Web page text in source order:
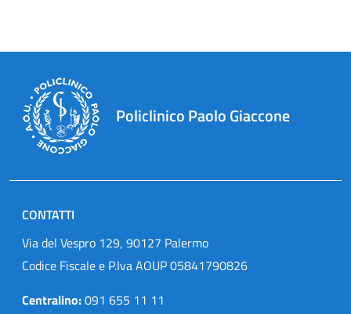
Policlinico Paolo Giaccone
CONTATTI
Via del Vespro 129, 90127 Palermo
Codice Fiscale e P.Iva AOUP 05841790826
Centralino:091 655 11 11